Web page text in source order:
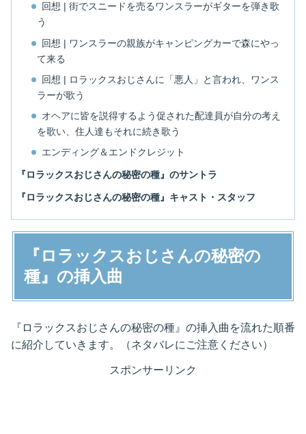
回想 | 街でスニードを売るワンスラーがギターを弾き歌
う
回想 | ワンスラーの親族がキャンピングカーで森にやっ
て来る
回想 | ロラックスおじさんに「悪人」と言われ、ワンス
ラーが歌う
オヘアに皆を説得するよう促された配達員が自分の考え
を歌い、住人達もそれに続き歌う
エンディング＆エンドクレジット
『ロラックスおじさんの秘密の種』のサントラ
『ロラックスおじさんの秘密の種』キャスト・スタッフ
『ロラックスおじさんの秘密の
種』の挿入曲
『ロラックスおじさんの秘密の種』の挿入曲を流れた順番
に紹介していきます。（ネタバレにご注意ください）
スポンサーリンク